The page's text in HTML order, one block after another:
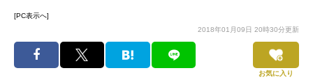
[PC表示へ]
2018年01月09日 20時30分更新
お気に入り